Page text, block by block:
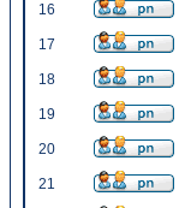
16
17
18
19
20
21